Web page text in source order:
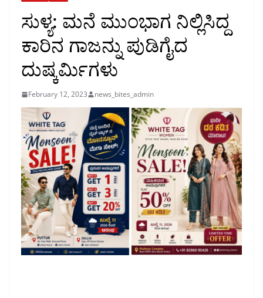
ಸುಳ್ಯ: ಮನೆ ಮುಂಭಾಗ ನಿಲ್ಲಿಸಿದ್ದ
ಕಾರಿನ ಗಾಜನ್ನು ಪುಡಿಗೈದ
ದುಷ್ಕರ್ಮಿಗಳು
February 12, 2023 news_bites_admin